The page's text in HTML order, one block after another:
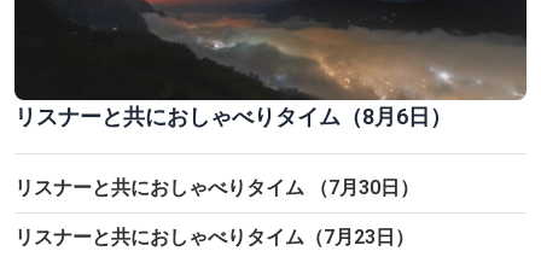
カイディン帝廟 古都フエ遺産群に残る東西文化融合の足跡
リスナーと共におしゃべりタイム（8月6日）
リスナーと共におしゃべりタイム （7月30日）
リスナーと共におしゃべりタイム（7月23日）